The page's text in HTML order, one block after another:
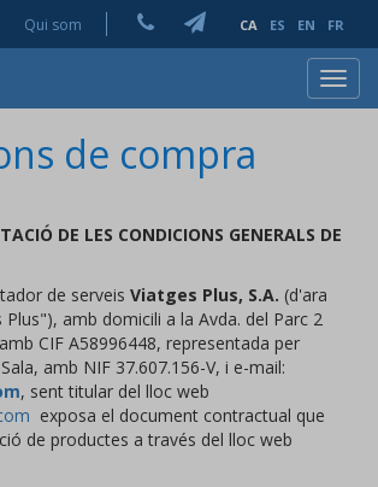
Qui som CA ES EN FR
de compra
DE LES CONDICIONS GENERALS DE
de serveis Viatges Plus, S.A. (d'ara
Plus"), amb domicili a la Avda. del Parc 2
CIF A58996448, representada per
amb NIF 37.607.156-V, i e-mail:
, sent titular del lloc web
exposa el document contractual que
de productes a través del lloc web